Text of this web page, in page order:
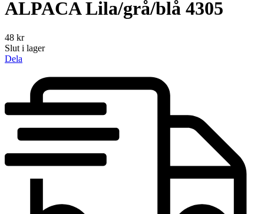
ALPACA Lila/grå/blå 4305
48 kr
Slut i lager
Dela